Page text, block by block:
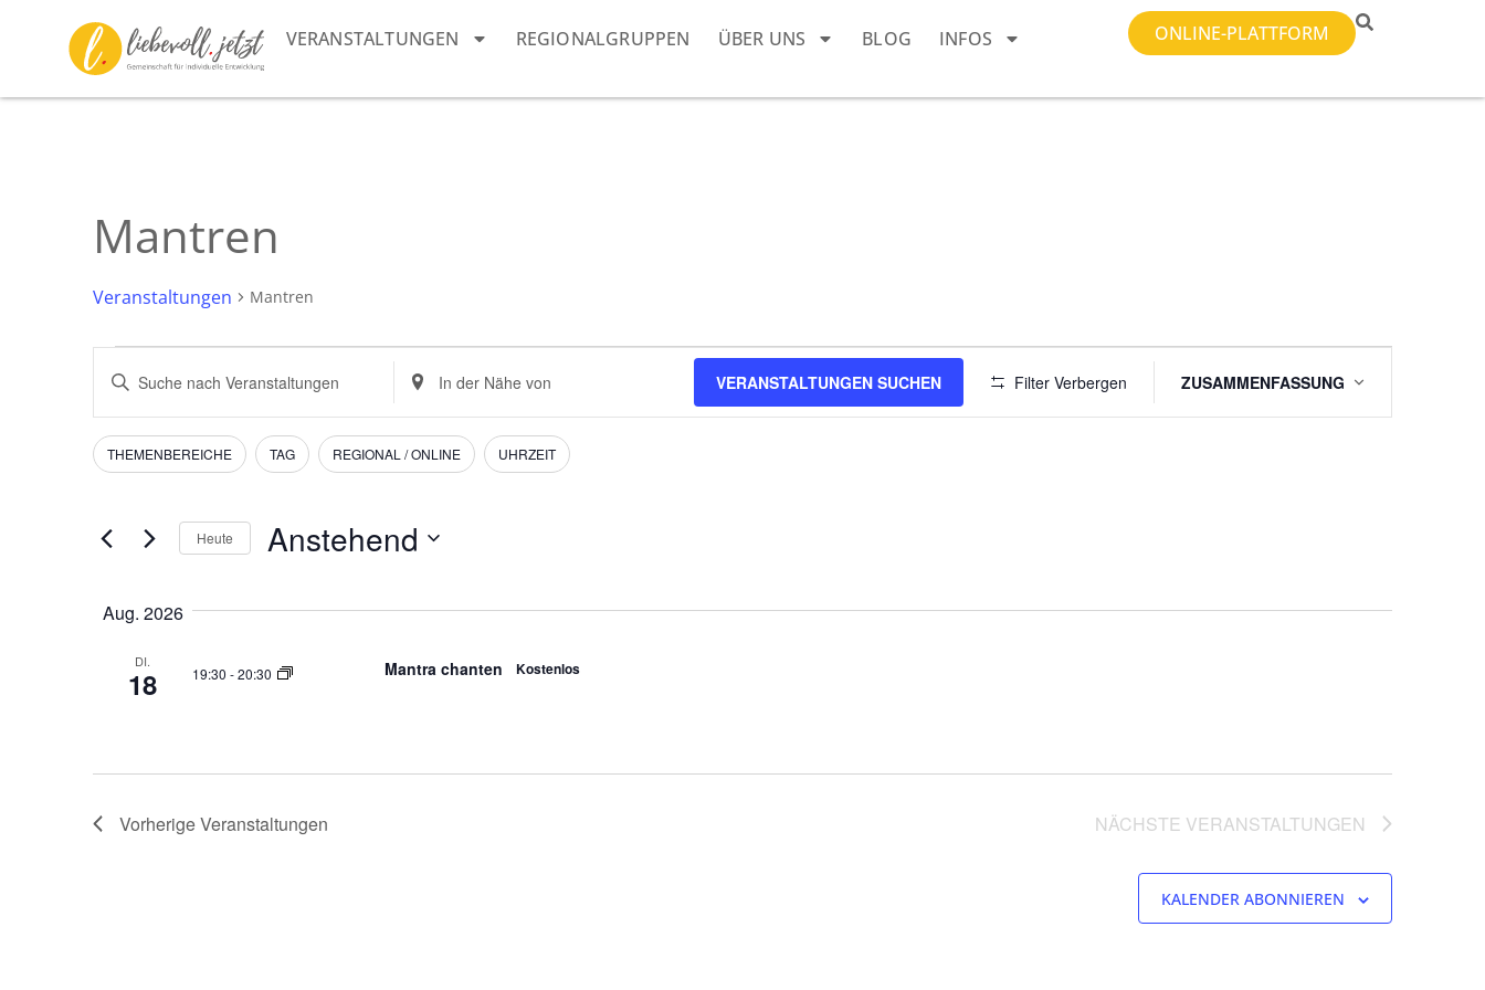
VERANSTALTUNGEN REGIONALGRUPPEN ÜBER UNS BLOG INFOS ONLINE-PLATTFORM
Mantren
Veranstaltungen Mantren
Veranstaltungen
Suche
und
Navigation
Bitte
Schlüsselwort
Suche
nach
Veranstaltungen
Schlüsselwort.
Standort
eingeben.
Suche
nach
Veranstaltungen.
VERANSTALTUNGEN SUCHEN Filter Verbergen
Ansichten-
ZUSAMMENFASSUNG
Filter
Das
Ändern
Formular-
Eingabefelder
die
Veranstaltungen
aktualisieren
THEMENBEREICHE TAG REGIONAL / ONLINE UHRZEIT
Heute Anstehend
Aug. 2026
DI.
18 19:30 -20:30 Mantra chanten Kostenlos
VorherigeVeranstaltungen NÄCHSTE VERANSTALTUNGEN
KALENDER ABONNIEREN